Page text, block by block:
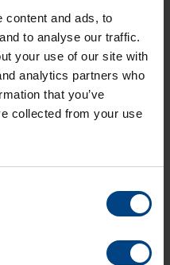
content and ads, to
to analyse our traffic.
your use of our site with
analytics partners who
that you’ve
collected from your use
se distingue-t-il
?